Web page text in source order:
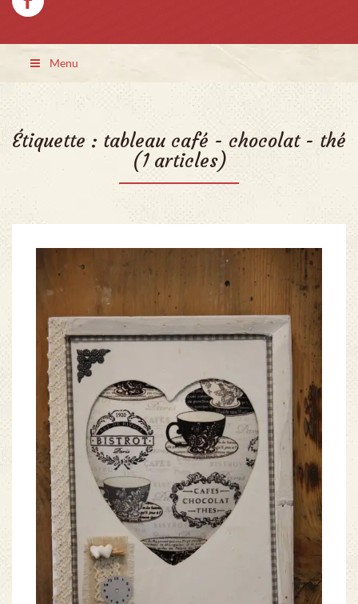
Menu
Étiquette : tableau café - chocolat - thé
(1 articles)